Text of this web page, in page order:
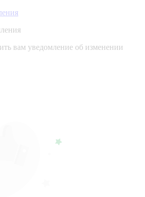
вам уведомление об изменении